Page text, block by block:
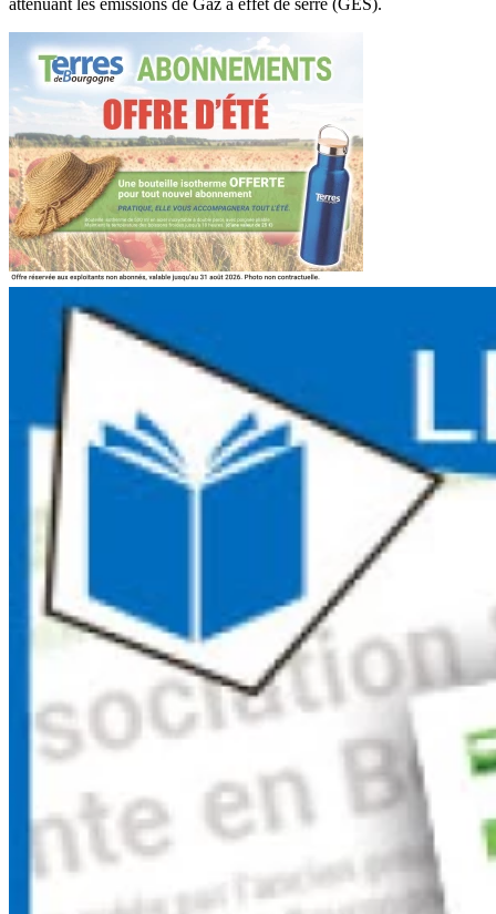
atténuant les émissions de Gaz à effet de serre (GES).